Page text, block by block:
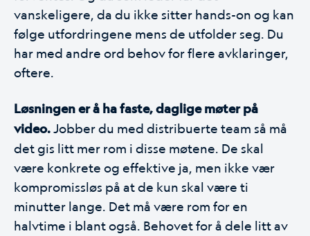
vanskeligere, da du ikke sitter hands-on og kan
følge utfordringene mens de utfolder seg. Du
har med andre ord behov for flere avklaringer,
oftere.
Løsningen er å ha faste, daglige møter på
video.Jobber du med distribuerte team så må
det gis litt mer rom i disse møtene. De skal
være konkrete og effektive ja, men ikke vær
kompromissløs på at de kun skal være ti
minutter lange. Det må være rom for en
halvtime i blant også. Behovet for å dele litt av